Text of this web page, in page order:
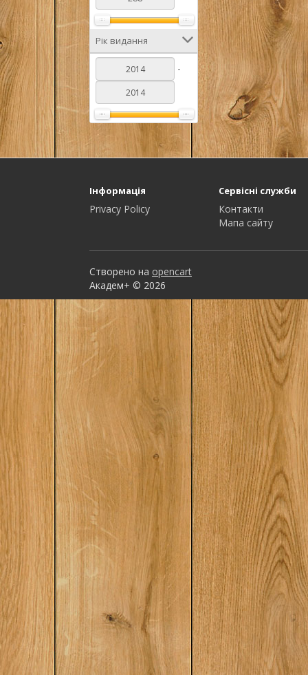
Рік видання
-
Інформація
Privacy Policy
Сервісні служби
Контакти
Мапа сайту
Створено на opencart
Академ+ © 2026